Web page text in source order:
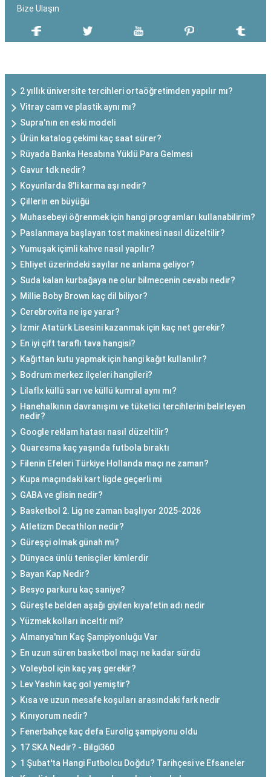
Bize Ulaşın
2 yıllık üniversite tercihleri ortaöğretimden yapılır mı?
Vitray cam ve plastik aynı mı?
Supra'nın en eski modeli
Ürün katalog çekimi kaç saat sürer?
Rüyada Banka Hesabına Yüklü Para Gelmesi
Gavur tdk nedir?
Koyunlarda 8'li karma aşı nedir?
Çillerin en büyüğü
Muhasebeyi öğrenmek için hangi programları kullanabilirim?
Paslanmaya başlayan tost makinesi nasıl düzeltilir?
Yumuşak içimli kahve nasıl yapılır?
Ehliyet üzerindeki sayılar ne anlama geliyor?
Suda kalan kurbağaya ne olur bilmecenin cevabı nedir?
Millie Boby Brown kaç dil biliyor?
Cerebrovita ne işe yarar?
İzmir Atatürk Lisesini kazanmak için kaç net gerekir?
En iyi çift taraflı tava hangisi?
Kağıttan kutu yapmak için hangi kağıt kullanılır?
Bodrum merkez ilçeleri hangileri?
Lilafİx küllü sarı ve küllü kumral aynı mı?
Hanehalkının davranışını ve tüketici tercihlerini belirleyen
nedir?
Google reklam hatası nasıl düzeltilir?
Quaresma kaç yaşında futbola bıraktı
Filenin Efeleri Türkiye Hollanda maçı ne zaman?
Kupa maçındaki kart ligde geçerli mi
GABA ve glisin nedir?
Basketbol 2. Lig ne zaman başlıyor 2025-2026
Atletizm Decathlon nedir?
Güreşçi olmak günah mı?
Dünyaca ünlü tenisçiler kimlerdir
Bayan Kap Nedir?
Besyo parkuru kaç saniye?
Güreşte belden aşağı giyilen kıyafetin adı nedir
Yüzmek kolları inceltir mi?
Almanya'nın Kaç Şampiyonluğu Var
En uzun süren basketbol maçı ne kadar sürdü
Voleybol için kaç yaş gerekir?
Lev Yashin kaç gol yemiştir?
Kısa ve uzun mesafe koşuları arasındaki fark nedir
Kınıyorum nedir?
Fenerbahçe kaç defa Eurolig şampiyonu oldu
17 SKA Nedir? - Bilgi360
1 Şubat'ta Hangi Futbolcu Doğdu? Tarihçesi ve Efsaneler